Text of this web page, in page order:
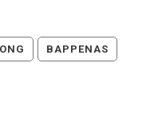
BAPPENAS